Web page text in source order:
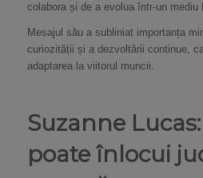
colabora și de a evolua într-un mediu
Mesajul său a subliniat importanța
curiozității și a dezvoltării continue,
adaptarea la viitorul muncii.
Suzanne
poate înlocui